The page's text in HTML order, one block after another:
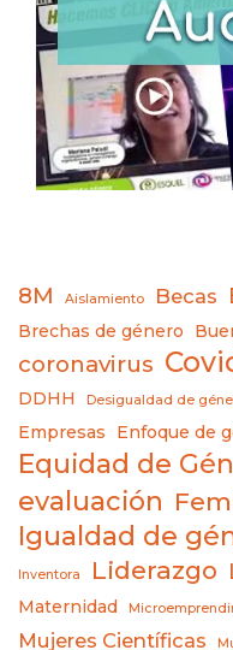
8M Aislamiento Becas
Brechas de género
coronavirus
DDHH
Desigualdad de
Empresas Enfoque de
Equidad de
evaluación
Igualdad de
Inventora Liderazgo
Maternidad
Mujeres Científicas